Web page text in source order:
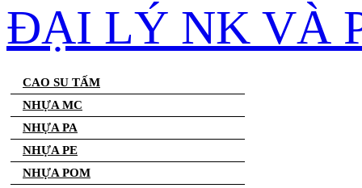
ĐẠI LÝ NK VÀ
CAO SU TẤM
NHỰA MC
NHỰA PA
NHỰA PE
NHỰA POM